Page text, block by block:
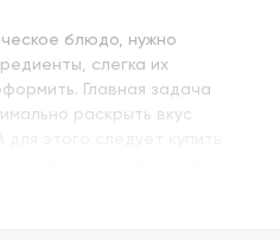
блюдо, нужно
слегка их
Главная задача
раскрыть вкус